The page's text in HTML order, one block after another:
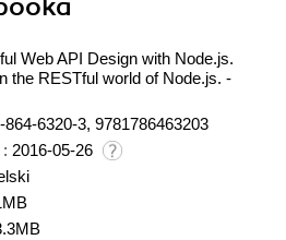
Web API Design with Node.js.
the RESTful world of Node.js. -
864-6320-3, 9781786463203
2016-05-26